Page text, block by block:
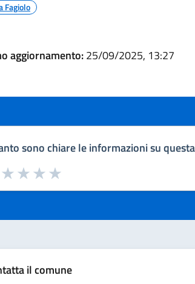
Fagiolo
aggiornamento:25/09/2025, 13:27
sono chiare le informazioni su
da 1 a 5 stelle la pagina
Valuta 5 stelle su 5
Valuta 4 stelle su 5
Valuta 3 stelle su 5
Valuta 2 stelle su 5
1 stelle su 5
il comune